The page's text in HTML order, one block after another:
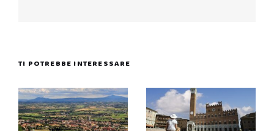
TI POTREBBE INTERESSARE